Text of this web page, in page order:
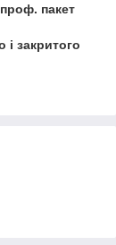
пакет
і закритого